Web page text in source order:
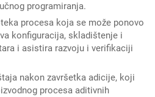
programiranja.
procesa koja se može ponovo
konfiguracija, skladištenje i
i asistira razvoju i verifikaciji
nakon završetka adicije, koji
procesa aditivnih